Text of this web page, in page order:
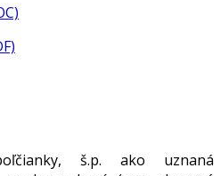
š.p. ako uznaná